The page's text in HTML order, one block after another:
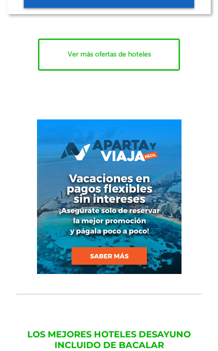
Ver más ofertas de hoteles
LOS MEJORES HOTELES DESAYUNO
INCLUIDO DE BACALAR